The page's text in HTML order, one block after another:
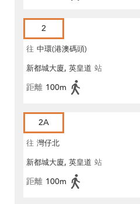
2
往 中環(港澳碼頭)
新都城大廈, 英皇道 站
距離 100m
2A
往 灣仔北
新都城大廈, 英皇道 站
距離 100m